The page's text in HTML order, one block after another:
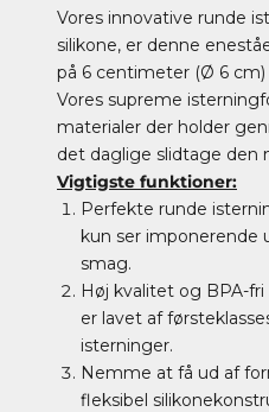
Vores innovative runde
silikone, er denne
på 6 centimeter (Ø 6 cm)
Vores supreme
materialer der holder
det daglige slidtage den
Vigtigste funktioner:
Perfekte runde
kun ser imponerende
smag.
Høj kvalitet og BPA-
er lavet af
isterninger.
Nemme at få ud af
fleksibel